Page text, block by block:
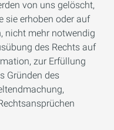
von uns gelöscht,
sie erhoben oder auf
nicht mehr notwendig
des Rechts auf
zur Erfüllung
Gründen des